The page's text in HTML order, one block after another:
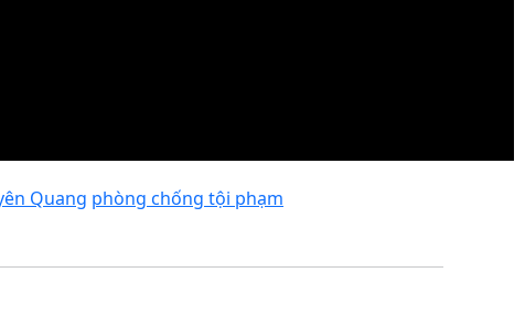
Quang phòng chống tội phạm